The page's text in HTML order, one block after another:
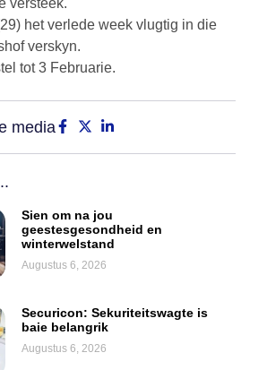
het verlede week vlugtig in die
verskyn.
tot 3 Februarie.
media
Sien om na jou
geestesgesondheid en
winterwelstand
Augustus 6, 2026
Securicon: Sekuriteitswagte is
baie belangrik
Augustus 6, 2026